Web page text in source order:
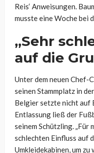
Reis‘ Anweisungen.
musste eine Woche bei
„Sehr
auf die
Unter dem neuen Chef-
seinen Stammplatz in
Belgier setzte nicht auf
Entlassung ließ der
seinem Schützling. „Für
schlechten Einfluss auf
Umkleidekabinen, um